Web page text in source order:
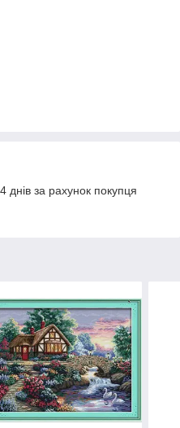
за рахунок покупця